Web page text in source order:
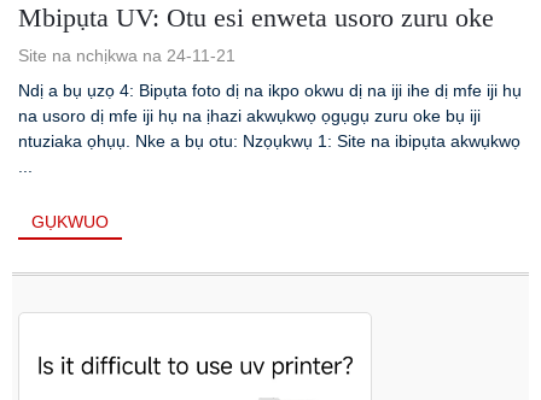
Mbipụta UV: Otu esi enweta usoro zuru oke
Site na nchịkwa na 24-11-21
Ndị a bụ ụzọ 4: Bipụta foto dị na ikpo okwu dị na iji ihe dị mfe iji hụ
na usoro dị mfe iji hụ na ịhazi akwụkwọ ọgụgụ zuru oke bụ iji
ntuziaka ọhụụ. Nke a bụ otu: Nzọụkwụ 1: Site na ibipụta akwụkwọ
GỤKWUO